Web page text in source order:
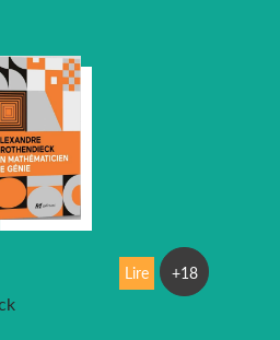
Lire +18